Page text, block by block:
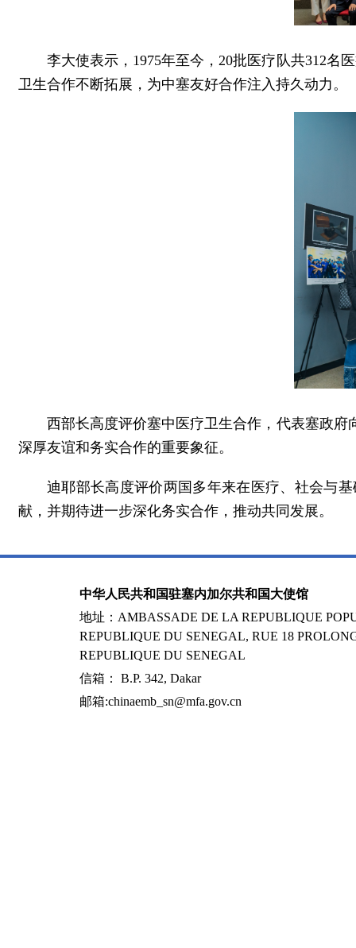
李大使表示，1975年至今，20批医疗队共312名
卫生合作不断拓展，为中塞友好合作注入持久动力。
西部长高度评价塞中医疗卫生合作，代表塞政
深厚友谊和务实合作的重要象征。
迪耶部长高度评价两国多年来在医疗、社会与
献，并期待进一步深化务实合作，推动共同发展。
中华人民共和国驻塞内加尔共和国大使馆
地址：AMBASSADE DE LA REPUBLIQUE
REPUBLIQUE DU SENEGAL, RUE 18
REPUBLIQUE DU SENEGAL
信箱： B.P. 342, Dakar
邮箱:chinaemb_sn@mfa.gov.cn